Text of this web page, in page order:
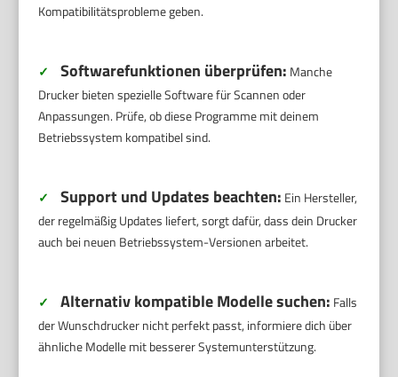
Kompatibilitätsprobleme geben.
✓ Softwarefunktionen überprüfen: Manche
Drucker bieten spezielle Software für Scannen oder
Anpassungen. Prüfe, ob diese Programme mit deinem
Betriebssystem kompatibel sind.
✓ Support und Updates beachten: Ein Hersteller,
der regelmäßig Updates liefert, sorgt dafür, dass dein Drucker
auch bei neuen Betriebssystem-Versionen arbeitet.
✓ Alternativ kompatible Modelle suchen: Falls
der Wunschdrucker nicht perfekt passt, informiere dich über
ähnliche Modelle mit besserer Systemunterstützung.